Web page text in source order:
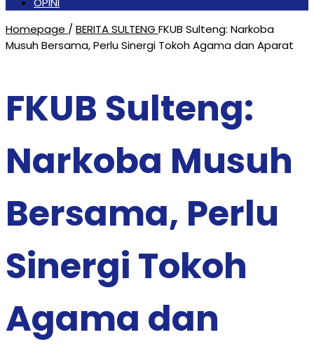
Homepage / BERITA SULTENG FKUB Sulteng: Narkoba
Musuh Bersama, Perlu Sinergi Tokoh Agama dan Aparat
FKUB Sulteng:
Narkoba Musuh
Bersama, Perlu
Sinergi Tokoh
Agama dan